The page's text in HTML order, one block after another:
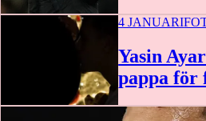
4 JANUARI
Yasin
pappa för